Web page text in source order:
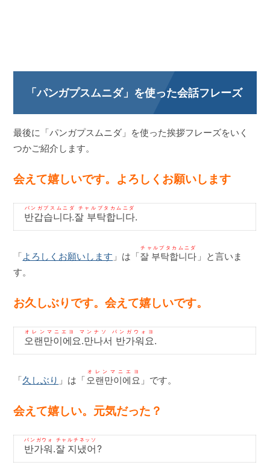
「パンガプスムニダ」を使った会話フレーズ
最後に「パンガプスムニダ」を使った挨拶フレーズをいく
つかご紹介します。
会えて嬉しいです。よろしくお願いします
반갑습니다.잘 부탁합니다
パンガプスムニダ チャルプタカムニダ
.
「よろしくお願いします 」は「잘 부탁합니다
チャルプタカムニダ
」と言いま
す。
お久しぶりです。会えて嬉しいです。
오랜만이에요.만나서 반가워요
オレンマニエヨ マンナソ パンガウォヨ
.
「久しぶり 」は「오랜만이에요
オレンマニエヨ
」です。
会えて嬉しい。元気だった？
반가워.잘 지냈어
パンガウォ チャルチネッソ
?